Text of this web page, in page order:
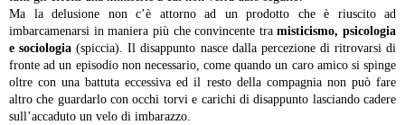
Ma la delusione non c’è attorno ad un prodotto che è riuscito ad
imbarcamenarsi in maniera più che convincente tramisticismo, psicologia
e sociologia (spiccia). Il disappunto nasce dalla percezione di ritrovarsi di
fronte ad un episodio non necessario, come quando un caro amico si spinge
oltre con una battuta eccessiva ed il resto della compagnia non può fare
altro che guardarlo con occhi torvi e carichi di disappunto lasciando cadere
sull’accaduto un velo di imbarazzo.